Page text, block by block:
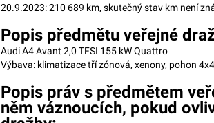
20.9.2023: 210 689 km, skutečný stav km není
Popis předmětu veřejné
Audi A4 Avant 2,0 TFSI 155 kW Quattro
Výbava: klimatizace tří zónová, xenony, pohon
Popis práv s předmětem
něm váznoucích, pokud